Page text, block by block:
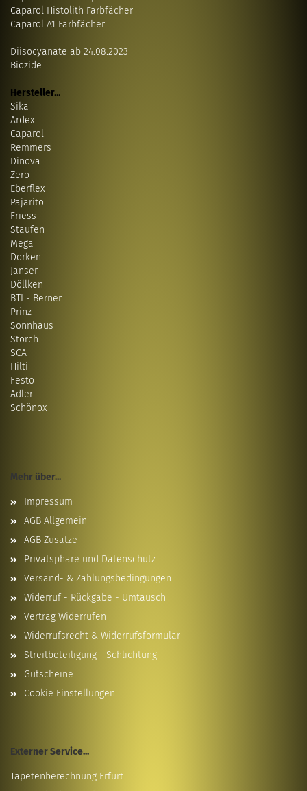
Caparol Histolith Farbfächer
Caparol A1 Farbfächer
Diisocyanate ab 24.08.2023
Biozide
Hersteller...
Sika
Ardex
Caparol
Remmers
Dinova
Zero
Eberflex
Pajarito
Friess
Staufen
Mega
Dörken
Janser
Döllken
BTI - Berner
Prinz
Sonnhaus
Storch
SCA
Hilti
Festo
Adler
Schönox
Mehr über...
Impressum
AGB Allgemein
AGB Zusätze
Privatsphäre und Datenschutz
Versand- & Zahlungsbedingungen
Widerruf - Rückgabe - Umtausch
Vertrag Widerrufen
Widerrufsrecht & Widerrufsformular
Streitbeteiligung - Schlichtung
Gutscheine
Cookie Einstellungen
Externer Service...
Tapetenberechnung Erfurt